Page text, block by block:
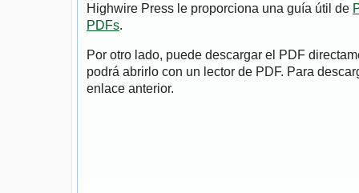
Highwire Press le proporciona una guía útil de
PDFs.
Por otro lado, puede descargar el PDF
podrá abrirlo con un lector de PDF. Para
enlace anterior.